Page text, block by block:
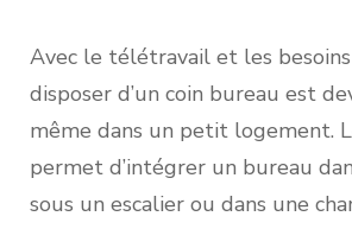
Avec le télétravail et les besoins
disposer d’un coin bureau est
même dans un petit logement.
permet d’intégrer un bureau
sous un escalier ou dans une